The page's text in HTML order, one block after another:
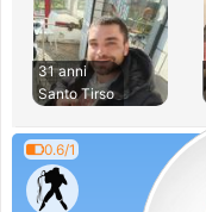
31 anni
Santo Tirso
0.6/1